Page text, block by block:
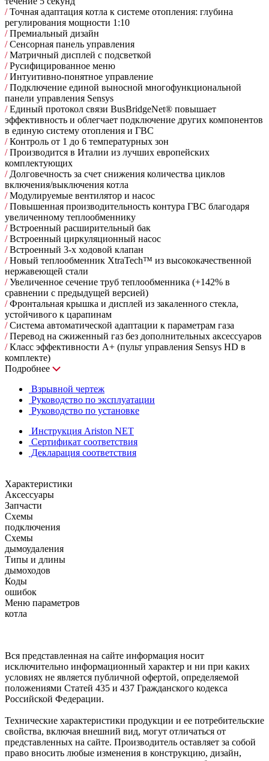
/Точная адаптация котла к системе отопления: глубина
регулирования мощности 1:10
/Премиальный дизайн
/Сенсорная панель управления
/Матричный дисплей с подсветкой
/Русифицированное меню
/Интуитивно-понятное управление
/Подключение единой выносной многофункциональной
панели управления Sensys
/Единый протокол связи BusBridgeNet® повышает
эффективность и облегчает подключение других компонентов
в единую систему отопления и ГВС
/Контроль от 1 до 6 температурных зон
/Производится в Италии из лучших европейских
комплектующих
/Долговечность за счет снижения количества циклов
включения/выключения котла
/Модулируемые вентилятор и насос
/Повышенная производительность контура ГВС благодаря
увеличенному теплообменнику
/Встроенный расширительный бак
/Встроенный циркуляционный насос
/Встроенный 3-х ходовой клапан
/Новый теплообменник XtraTech™ из высококачественной
нержавеющей стали
/Увеличенное сечение труб теплообменника (+142% в
сравнении с предыдущей версией)
/Фронтальная крышка и дисплей из закаленного стекла,
устойчивого к царапинам
/Система автоматической адаптации к параметрам газа
/Перевод на сжиженный газ без дополнительных аксессуаров
/Класс эффективности А+ (пульт управления Sensys HD в
комплекте)
Подробнее
Взрывной чертеж
Руководство по эксплуатации
Руководство по установке
Инструкция Ariston NET
Сертификат соответствия
Декларация соответствия
Характеристики
Аксессуары
Запчасти
Схемы
подключения
Схемы
дымоудаления
Типы и длины
дымоходов
Коды
ошибок
Меню параметров
котла
Вся представленная на сайте информация носит
исключительно информационный характер и ни при каких
условиях не является публичной офертой, определяемой
положениями Статей 435 и 437 Гражданского кодекса
Российской Федерации.
Технические характеристики продукции и ее потребительские
свойства, включая внешний вид, могут отличаться от
представленных на сайте. Производитель оставляет за собой
право вносить любые изменения в конструкцию, дизайн,